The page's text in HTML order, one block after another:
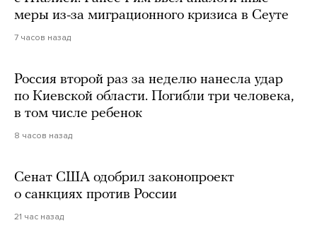
меры из-за миграционного кризиса в Сеуте
7 часов назад
Россия второй раз за неделю нанесла удар
по Киевской области. Погибли три человека,
в том числе ребенок
8 часов назад
Сенат США одобрил законопроект
о санкциях против России
21 час назад